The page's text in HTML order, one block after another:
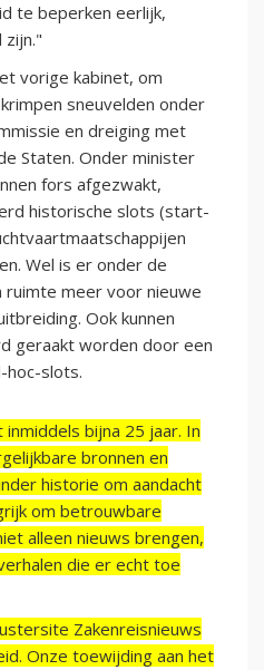
te beperken eerlijk,
vorige kabinet, om
sneuvelden onder
en dreiging met
Staten. Onder minister
fors afgezwakt,
historische slots (start-
Wel is er onder de
meer voor nieuwe
Ook kunnen
geraakt worden door een
hoc-slots.
bijna 25 jaar. In
bronnen en
historie om aandacht
om betrouwbare
alleen nieuws brengen,
die er echt toe
Zakenreisnieuws
Onze toewijding aan het